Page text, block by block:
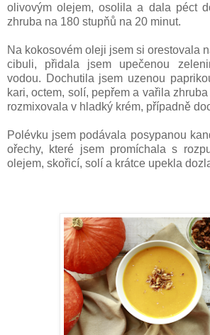
olivovým olejem, osolila a dala péct
zhruba na 180 stupňů na 20 minut.
Na kokosovém oleji jsem si orestovala
cibuli, přidala jsem upečenou
vodou. Dochutila jsem uzenou
kari, octem, solí, pepřem a vařila
rozmixovala v hladký krém, případně
Polévku jsem podávala posypanou
ořechy, které jsem promíchala s
olejem, skořicí, solí a krátce upekla